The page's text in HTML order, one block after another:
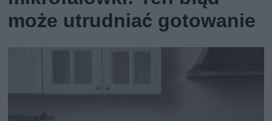
może utrudniać gotowanie